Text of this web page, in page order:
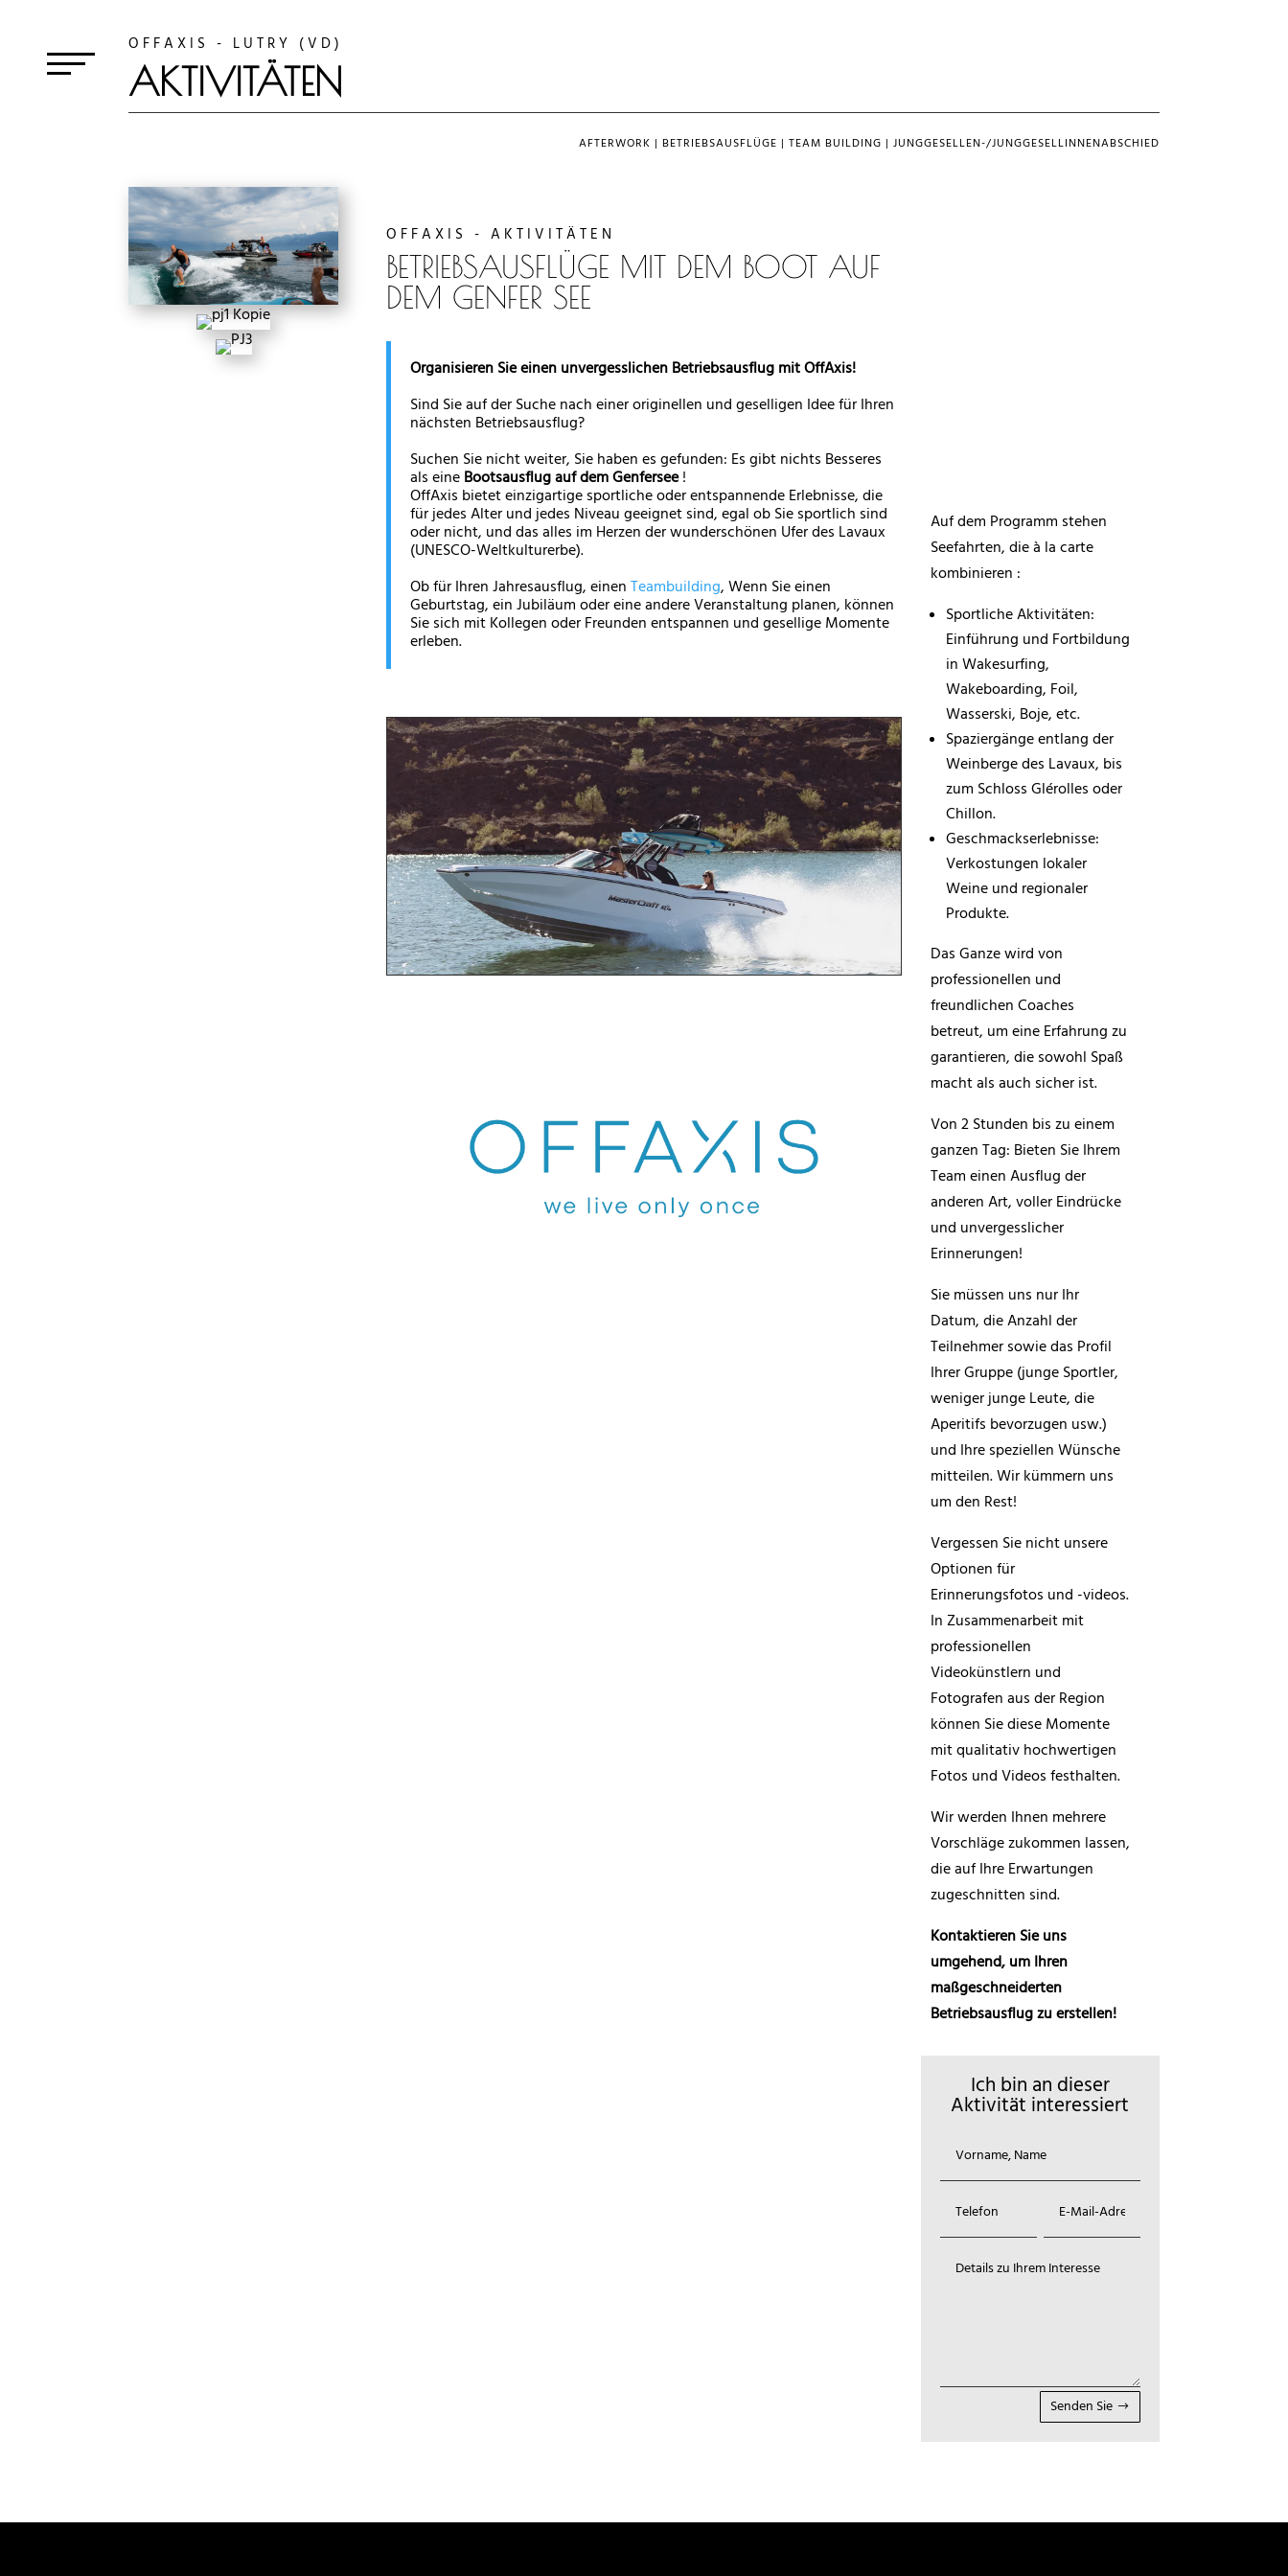
OFFAXIS - LUTRY (VD)
AKTIVITÄTEN
AFTERWORK | BETRIEBSAUSFLÜGE | TEAM BUILDING | JUNGGESELLEN-/JUNGGESELLINNENABSCHIED
OFFAXIS - AKTIVITÄTEN
BETRIEBSAUSFLÜGE MIT DEM BOOT AUF
DEM GENFER SEE
Organisieren Sie einen unvergesslichen Betriebsausflug mit OffAxis!
Sind Sie auf der Suche nach einer originellen und geselligen Idee für Ihren
nächsten Betriebsausflug?
Suchen Sie nicht weiter, Sie haben es gefunden: Es gibt nichts Besseres
als eine Bootsausflug auf dem Genfersee!
OffAxis bietet einzigartige sportliche oder entspannende Erlebnisse, die
für jedes Alter und jedes Niveau geeignet sind, egal ob Sie sportlich sind
oder nicht, und das alles im Herzen der wunderschönen Ufer des Lavaux
(UNESCO-Weltkulturerbe).
Ob für Ihren Jahresausflug, einenTeambuilding, Wenn Sie einen
Geburtstag, ein Jubiläum oder eine andere Veranstaltung planen, können
Sie sich mit Kollegen oder Freunden entspannen und gesellige Momente
erleben.
Auf dem Programm stehen
Seefahrten, die à la carte
kombinieren :
Sportliche Aktivitäten:
Einführung und Fortbildung
in Wakesurfing,
Wakeboarding, Foil,
Wasserski, Boje, etc.
Spaziergänge entlang der
Weinberge des Lavaux, bis
zum Schloss Glérolles oder
Chillon.
Geschmackserlebnisse:
Verkostungen lokaler
Weine und regionaler
Produkte.
Das Ganze wird von
professionellen und
freundlichen Coaches
betreut, um eine Erfahrung zu
garantieren, die sowohl Spaß
macht als auch sicher ist.
Von 2 Stunden bis zu einem
ganzen Tag: Bieten Sie Ihrem
Team einen Ausflug der
anderen Art, voller Eindrücke
und unvergesslicher
Erinnerungen!
Sie müssen uns nur Ihr
Datum, die Anzahl der
Teilnehmer sowie das Profil
Ihrer Gruppe (junge Sportler,
weniger junge Leute, die
Aperitifs bevorzugen usw.)
und Ihre speziellen Wünsche
mitteilen. Wir kümmern uns
um den Rest!
Vergessen Sie nicht unsere
Optionen für
Erinnerungsfotos und -videos.
In Zusammenarbeit mit
professionellen
Videokünstlern und
Fotografen aus der Region
können Sie diese Momente
mit qualitativ hochwertigen
Fotos und Videos festhalten.
Wir werden Ihnen mehrere
Vorschläge zukommen lassen,
die auf Ihre Erwartungen
zugeschnitten sind.
Kontaktieren Sie uns
umgehend, um Ihren
maßgeschneiderten
Betriebsausflug zu erstellen!
Ich bin an dieser
Aktivität interessiert
Senden Sie